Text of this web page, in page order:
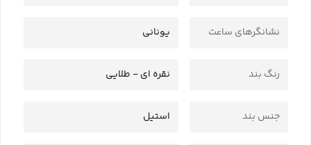
نشانگرهای ساعت یونانی
رنگ بند نقره ای - طلایی
جنس بند استیل